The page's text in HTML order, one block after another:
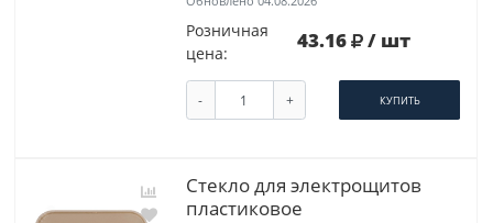
Розничная
цена:
43.16 / шт
- + КУПИТЬ
Стекло для электрощитов
пластиковое